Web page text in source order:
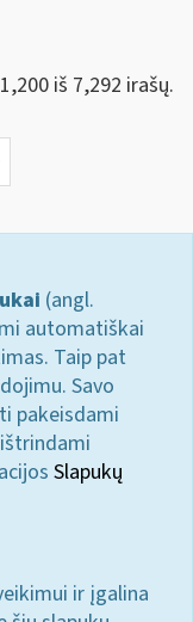
iš 7,292 irašų.
(angl.
automatiškai
Taip pat
Savo
pakeisdami
Slapukų
ir įgalina